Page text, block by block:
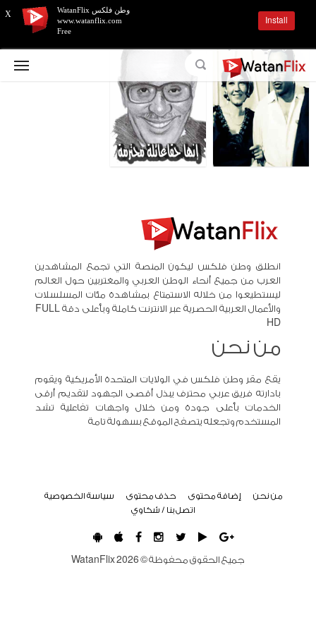
X
وطن فلكس WatanFlix
www.watanflix.com
Free
Install
انطلق وطن فلكس ليكون المنصة التي تجمع المشاهدين
العرب من جميع أنحاء الوطن العربي والمغتربين حول العالم
ليستطيعوا من خلاله الاستمتاع بمشاهدة مئات المسلسلات
والأعمال العربية الحصرية عبر الانترنت كاملة وبأعلى دقة FULL
HD
من نحن
يقع مقر وطن فلكس في الولايات المتحدة الأمريكية ويقوم
بادارته فريق عربي محترف يبذل أقصى الجهود لتقديم أرقى
الخدمات بأعلى جودة ومن خلال واجهات تفاعلية تشد
المستخدم وتجعله يتصفح الموقع بسهولة تامة
من نحن إضافة محتوى حذف محتوى
سياسة الخصوصية
اتصل بنا / شكاوي
جميع الحقوق محفوظة © WatanFlix2026